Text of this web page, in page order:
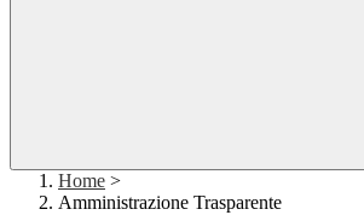
Home >
Amministrazione Trasparente